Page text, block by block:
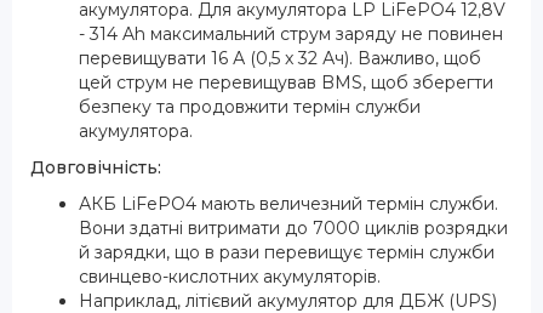
акумулятора. Для акумулятора LP LiFePO4 12,8V
- 314 Ah максимальний струм заряду не повинен
перевищувати 16 А (0,5 x 32 Ач). Важливо, щоб
цей струм не перевищував BMS, щоб зберегти
безпеку та продовжити термін служби
акумулятора.
Довговічність:
АКБ LiFePO4 мають величезний термін служби.
Вони здатні витримати до 7000 циклів розрядки
й зарядки, що в рази перевищує термін служби
свинцево-кислотних акумуляторів.
Наприклад, літієвий акумулятор для ДБЖ (UPS)